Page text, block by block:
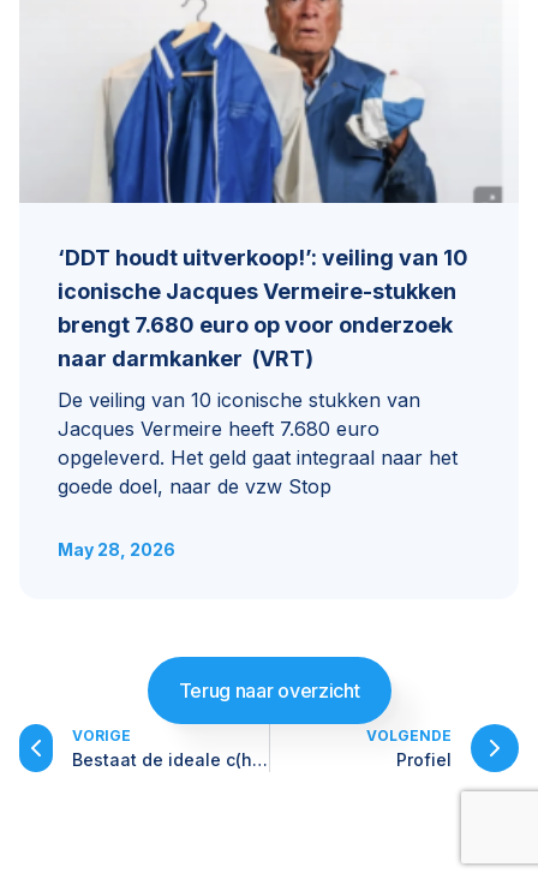
‘DDT houdt uitverkoop!’: veiling van 10
iconische Jacques Vermeire-stukken
brengt 7.680 euro op voor onderzoek
naar darmkanker (VRT)
De veiling van 10 iconische stukken van
Jacques Vermeire heeft 7.680 euro
opgeleverd. Het geld gaat integraal naar het
goede doel, naar de vzw Stop
May 28, 2026
VORIGE
Bestaat de ideale c(h)ampagne?
VOLGENDE
Profiel
Terug naar overzicht